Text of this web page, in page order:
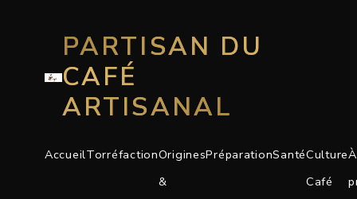
PARTISAN DU
CAFÉ
ARTISANAL
AccueilTorréfactionOrigines
&
PréparationSantéCulture
Café
À